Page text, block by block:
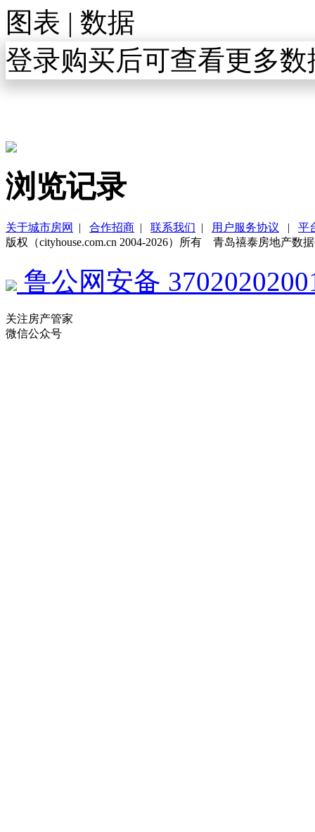
图表 | 数据
登录购买后可查看更多
浏览记录
关于城市房网 | 合作招商 | 联系我们 | 用户服务协议 | 平
版权（cityhouse.com.cn 2004-2026）所有 青岛禧泰房地产
鲁公网安备
关注房产管家
微信公众号